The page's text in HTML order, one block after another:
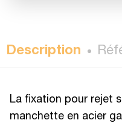
Description
La fixation pour rejet
manchette en acier